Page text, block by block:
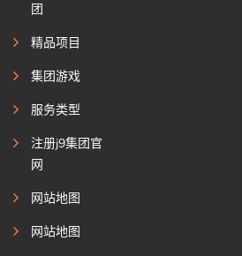
团
精品项目
集团游戏
服务类型
注册j9集团官
网
网站地图
网站地图